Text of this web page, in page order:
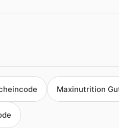
Maxinutrition